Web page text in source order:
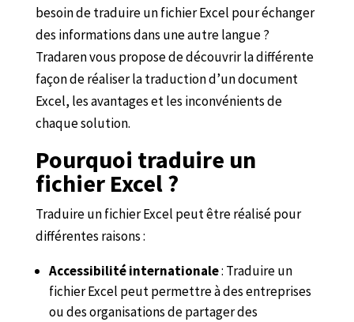
besoin de traduire un fichier Excel pour échanger
des informations dans une autre langue ?
Tradaren vous propose de découvrir la différente
façon de réaliser la traduction d’un document
Excel, les avantages et les inconvénients de
chaque solution.
Pourquoi traduire un
fichier Excel ?
Traduire un fichier Excel peut être réalisé pour
différentes raisons :
Accessibilité internationale: Traduire un
fichier Excel peut permettre à des entreprises
ou des organisations de partager des